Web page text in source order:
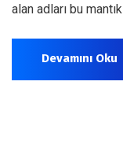
alan adları bu
Devamını Oku